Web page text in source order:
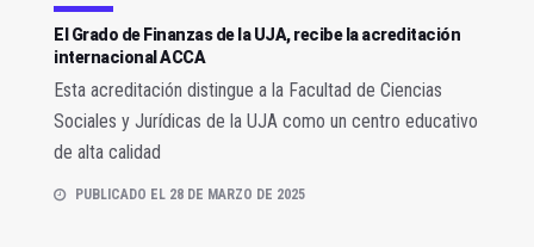
El Grado de Finanzas de la UJA, recibe la acreditación
internacional ACCA
Esta acreditación distingue a la Facultad de Ciencias
Sociales y Jurídicas de la UJA como un centro educativo
de alta calidad
PUBLICADO EL 28 DE MARZO DE 2025